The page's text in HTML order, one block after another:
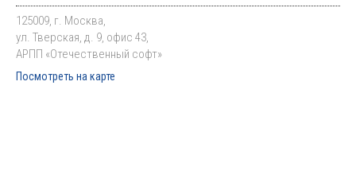
125009, г. Москва,
ул. Тверская, д. 9, офис 43,
АРПП «Отечественный софт»
Посмотреть на карте